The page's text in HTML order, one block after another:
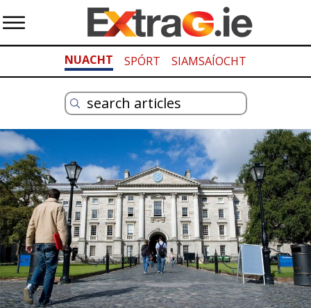
NUACHT SPÓRT SIAMSAÍOCHT